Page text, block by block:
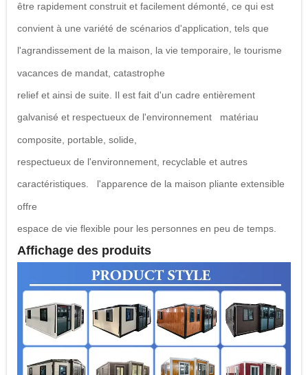
être rapidement construit et facilement démonté, ce qui est
convient à une variété de scénarios d'application, tels que
l'agrandissement de la maison, la vie temporaire, le tourisme
vacances de mandat, catastrophe
relief et ainsi de suite. Il est fait d'un cadre entièrement
galvanisé et respectueux de l'environnement
matériau
composite, portable, solide,
respectueux de l'environnement, recyclable et autres
caractéristiques.
l'apparence de la maison pliante extensible
offre
espace de vie flexible pour les personnes en peu de temps.
Affichage des produits